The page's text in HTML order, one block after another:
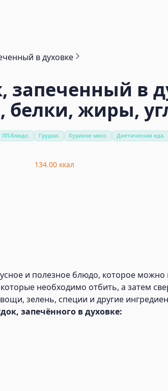
в духовке
запеченный в
белки, жиры,
ПП-блюдо. Грудки. Куриное мясо. Диетическая еда.
134.00 ккал
и полезное блюдо, которое
необходимо отбить, а затем
зелень, специи и другие
запечённого в духовке: